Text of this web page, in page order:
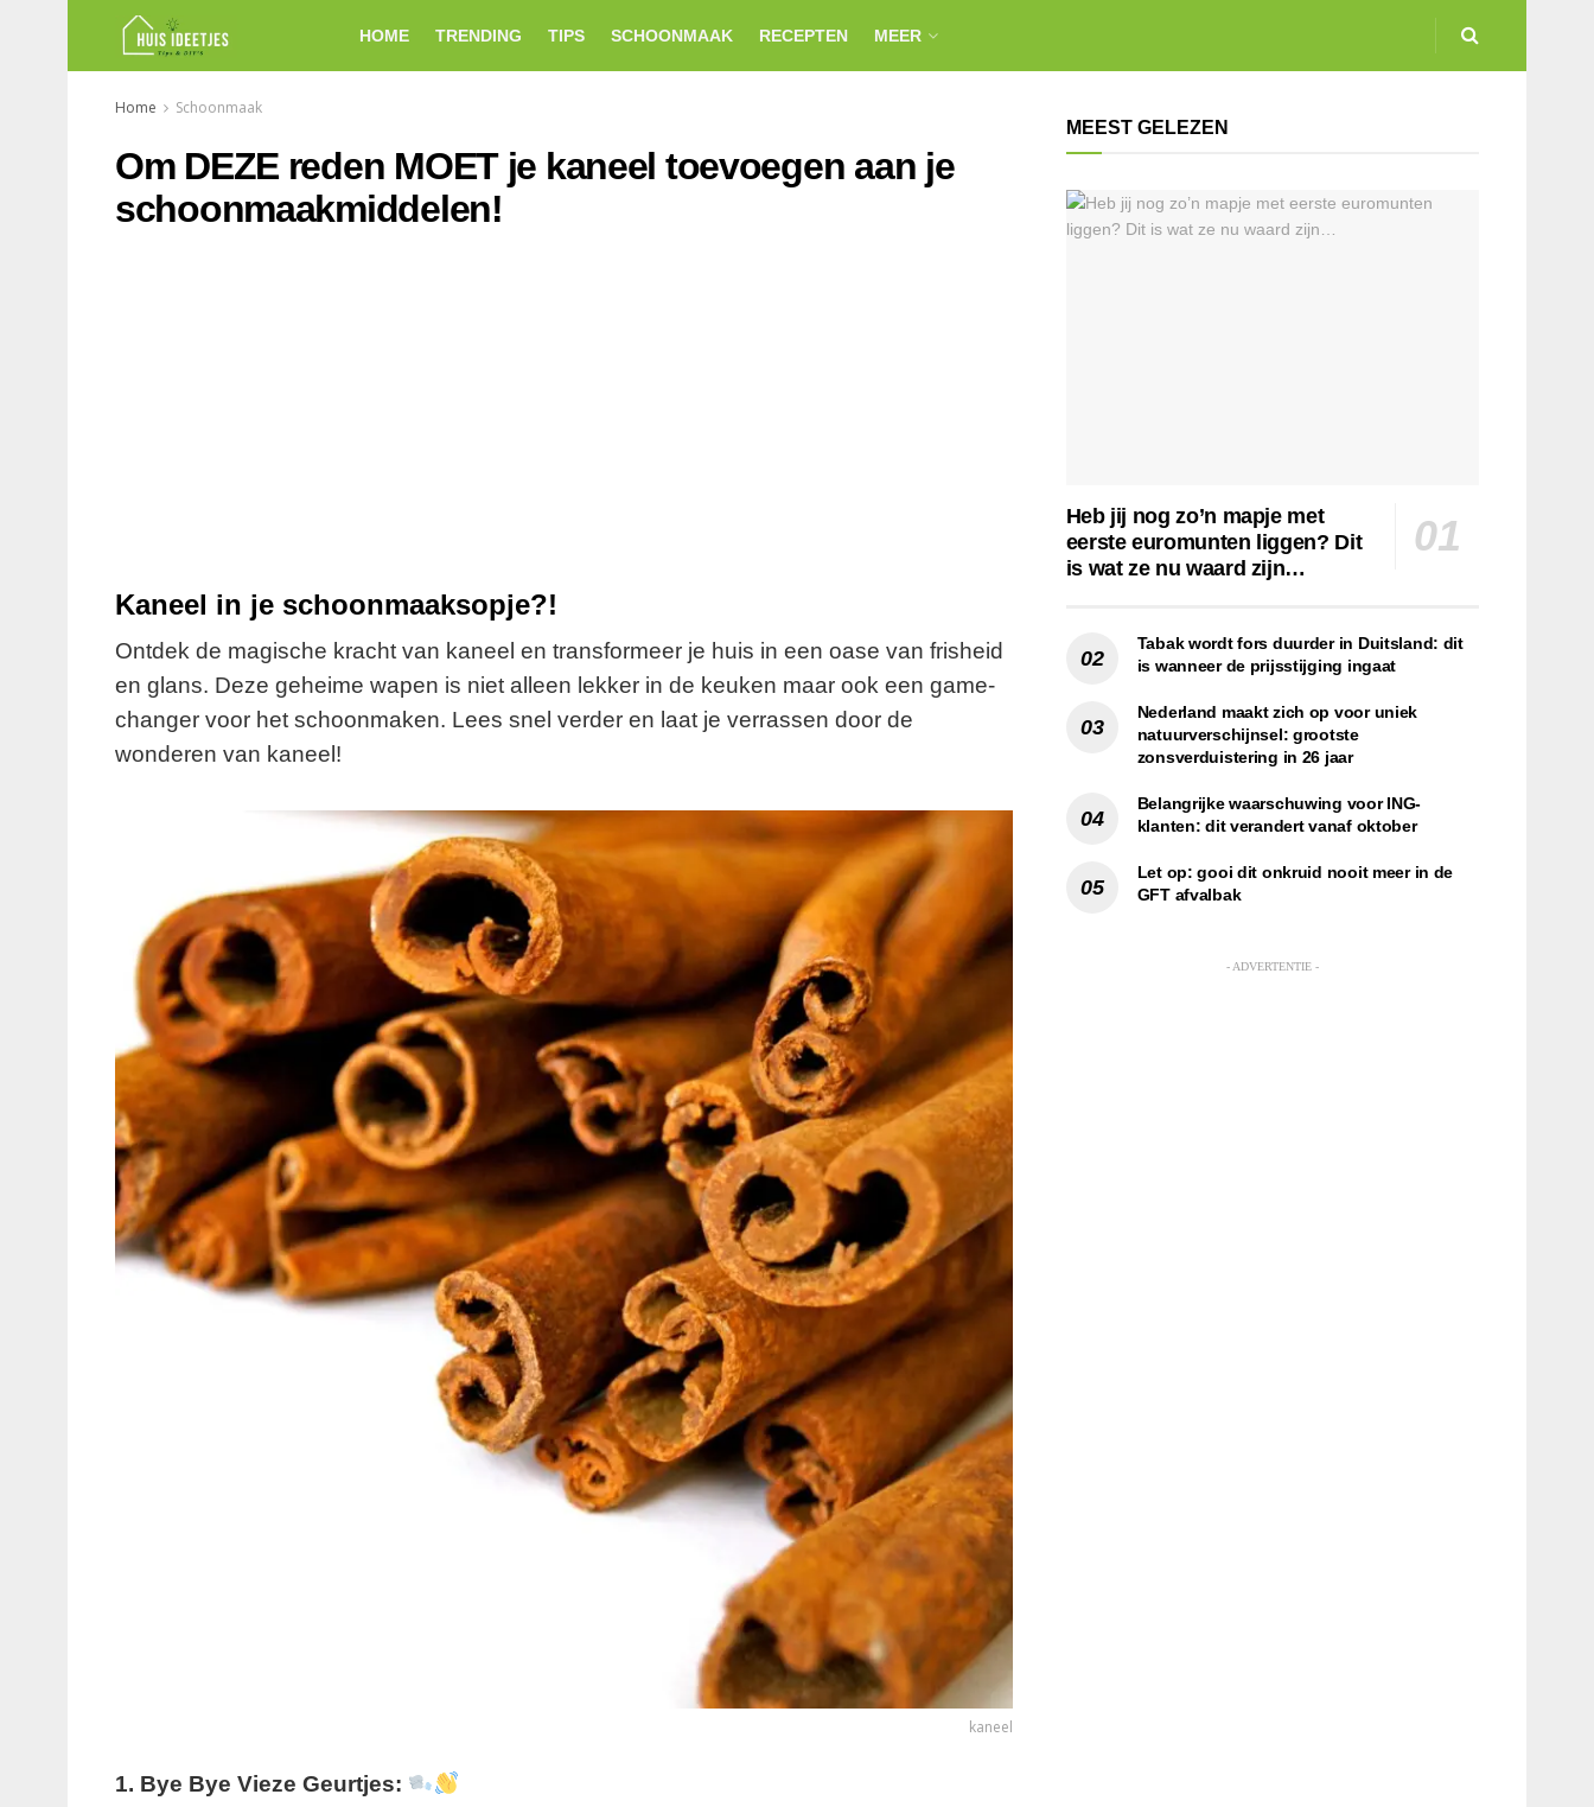
HOME TRENDING TIPS SCHOONMAAK RECEPTEN MEER
Home Schoonmaak
Om DEZE reden MOET je kaneel toevoegen aan je
schoonmaakmiddelen!
Kaneel in je schoonmaaksopje?!
Ontdek de magische kracht van kaneel en transformeer je huis in een oase van frisheid
en glans. Deze geheime wapen is niet alleen lekker in de keuken maar ook een game-
changer voor het schoonmaken. Lees snel verder en laat je verrassen door de
wonderen van kaneel!
kaneel
1. Bye Bye Vieze Geurtjes:
MEEST GELEZEN
Heb jij nog zo’n mapje met
eerste euromunten liggen? Dit
is wat ze nu waard zijn…
Tabak wordt fors duurder in Duitsland: dit
is wanneer de prijsstijging ingaat
Nederland maakt zich op voor uniek
natuurverschijnsel: grootste
zonsverduistering in 26 jaar
Belangrijke waarschuwing voor ING-
klanten: dit verandert vanaf oktober
Let op: gooi dit onkruid nooit meer in de
GFT afvalbak
- ADVERTENTIE -